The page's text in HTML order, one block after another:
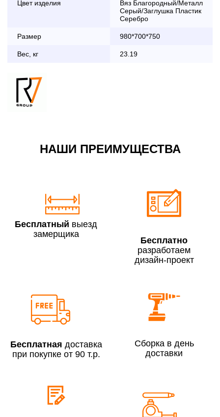
Цвет изделия
Вяз Благородный/Металл
Серый/Заглушка Пластик
Серебро
Размер 980*700*750
Вес, кг 23.19
дни с 8:30 до 18:00
2 000 руб.
Доставка по Московской области с 8:30 до 18:00
До 90 000 руб.
Свыше 300 000 руб.
Сборка по Московской области при заказе:
До 300 000 руб.
НАШИ ПРЕИМУЩЕСТВА
Бесплатный выезд
замерщика
Бесплатно
разработаем
дизайн-проект
Бесплатная доставка
при покупке от 90 т.р.
Сборка в день
доставки